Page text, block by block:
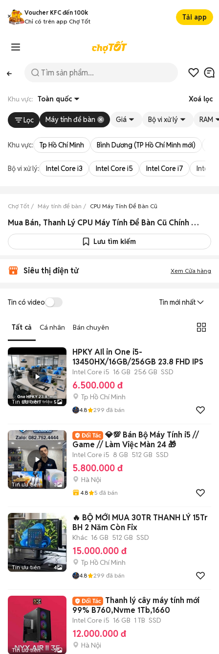
Voucher KFC đến 100k
Chỉ có trên app Chợ Tốt
Tải app
Khu vực: Toàn quốc Xoá lọc
Lọc Máy tính để bàn Giá Bộ vi xử lý RAM
Khu vực: Tp Hồ Chí Minh Bình Dương (TP Hồ Chí Minh mới)
Bộ vi xử lý: Intel Core i3 Intel Core i5 Intel Core i7 Intel
Chợ Tốt Máy tính để bàn CPU Máy Tính Để Bàn Cũ
Mua Bán, Thanh Lý CPU Máy Tính Để Bàn Cũ Chính Hãng Giá Rẻ
Lưu tìm kiếm
Siêu thị điện tử Xem Cửa hàng
Tin có video Tin mới nhất
Tất cả Cá nhân Bán chuyên
Tin ưu tiên 5
HPKY AIl in One i5-
13450HX/16GB/256GB 23.8 FHD IPS
Intel Core i5 16 GB 256 GB SSD
6.500.000 đ
Tp Hồ Chí Minh
4.8 299 đã bán
Tin ưu tiên 3
💎💯 Bán Bộ Máy Tính i5 //
Game // Làm Việc Màn 24 🎁
Intel Core i5 8 GB 512 GB SSD
5.800.000 đ
Hà Nội
4.8 5 đã bán
Tin ưu tiên 4
🔥 BỘ MỚI MUA 30TR THANH LÝ 15Tr
BH 2 Năm Còn Fix
Khác 16 GB 512 GB SSD
15.000.000 đ
Tp Hồ Chí Minh
4.8 299 đã bán
Tin ưu tiên 3
Thanh lý cây máy tính mới
99% B760,Nvme 1Tb,1660
Intel Core i5 16 GB 1 TB SSD
12.000.000 đ
Hà Nội